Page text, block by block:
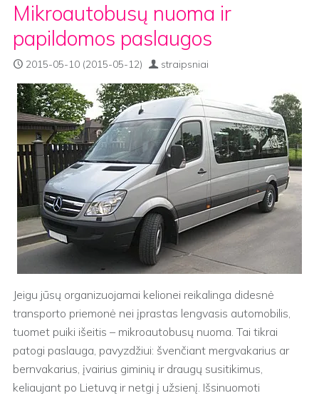
Mikroautobusų nuoma ir
papildomos paslaugos
2015-05-10 (2015-05-12) straipsniai
Jeigu jūsų organizuojamai kelionei reikalinga didesnė
transporto priemonė nei įprastas lengvasis automobilis,
tuomet puiki išeitis – mikroautobusų nuoma. Tai tikrai
patogi paslauga, pavyzdžiui: švenčiant mergvakarius ar
bernvakarius, įvairius giminių ir draugų susitikimus,
keliaujant po Lietuvą ir netgi į užsienį. Išsinuomoti